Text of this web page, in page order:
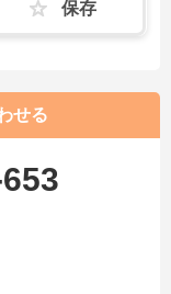
保存
せる